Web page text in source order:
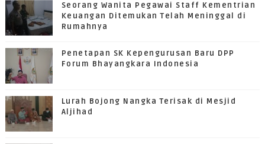
Seorang Wanita Pegawai Staff Kementrian
Keuangan Ditemukan Telah Meninggal di
Rumahnya
Penetapan SK Kepengurusan Baru DPP
Forum Bhayangkara Indonesia
Lurah Bojong Nangka Terisak di Mesjid
Aljihad